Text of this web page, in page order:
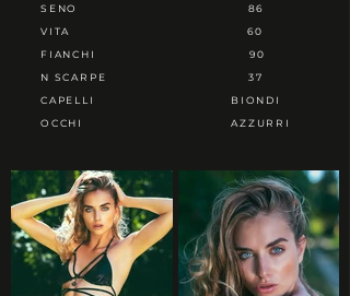
SENO
VITA
FIANCHI
N SCARPE
CAPELLI
OCCHI
86
60
90
37
BIONDI
AZZURRI